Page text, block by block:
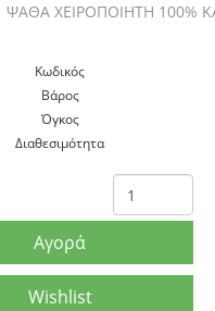
ΨΑΘΑ ΧΕΙΡΟΠΟΙΗΤΗ 100%
Kωδικός
Βάρος
Όγκος
Διαθεσιμότητα
Αγορά
Wishlist